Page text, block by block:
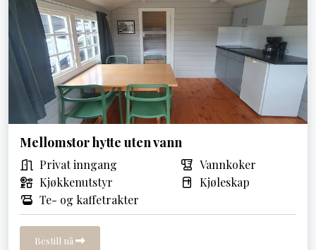
Mellomstor hytte uten vann
Privat inngang
Vannkoker
Kjøkkenutstyr
Kjøleskap
Te- og kaffetrakter
Bestill nå